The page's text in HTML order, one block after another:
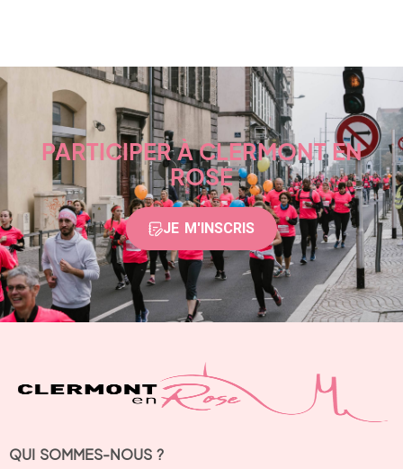
PARTICIPER À CLERMONT EN
ROSE
JE M'INSCRIS
QUI SOMMES-NOUS ?